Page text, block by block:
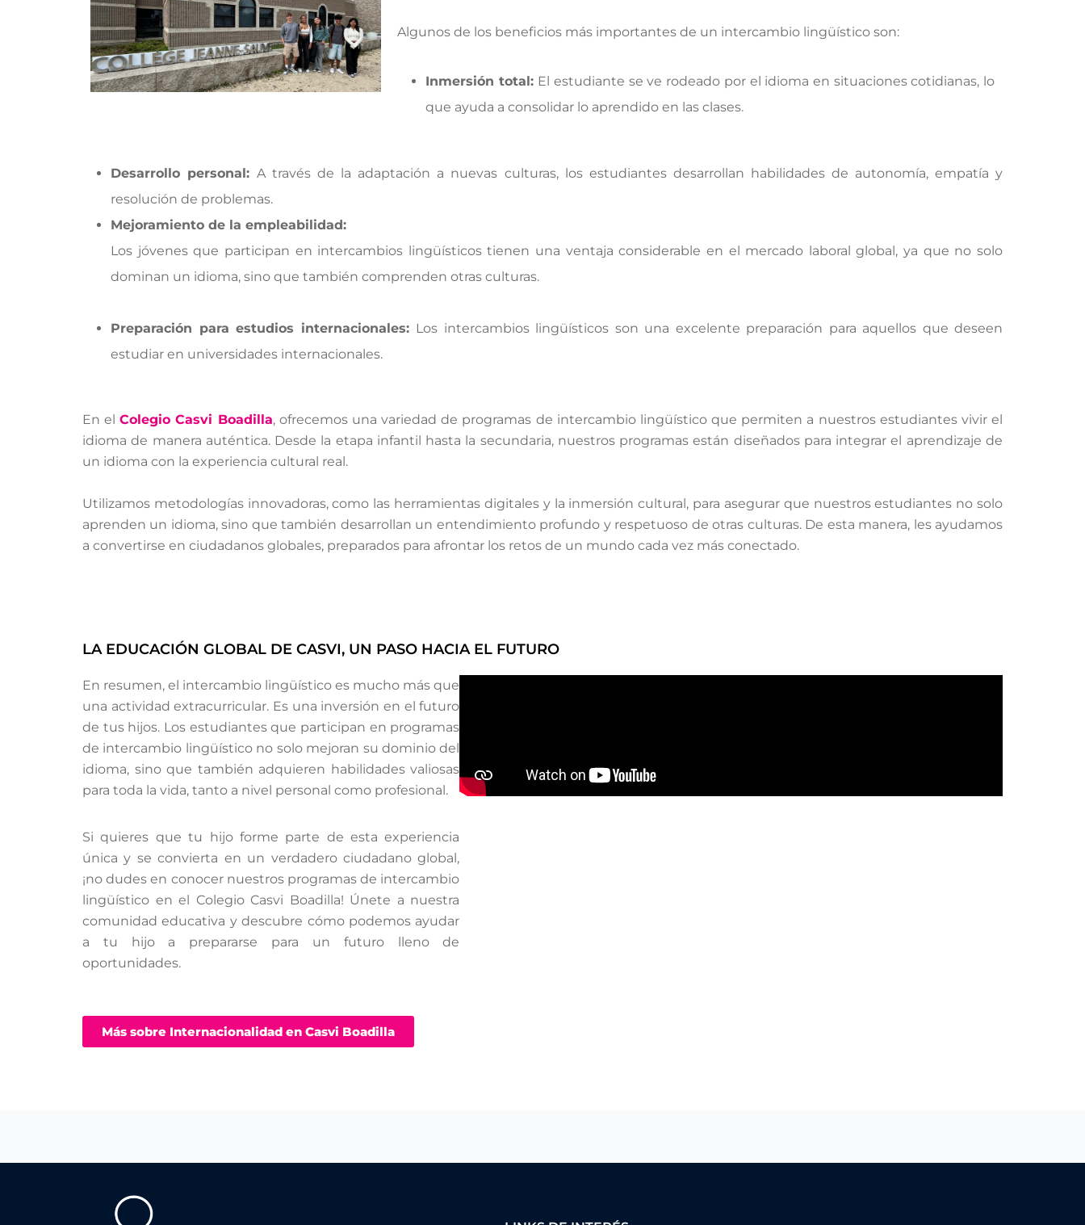
Algunos de los beneficios más importantes de un intercambio lingüístico son:
Inmersión total: El estudiante se ve rodeado por el idioma en situaciones cotidianas, lo
que ayuda a consolidar lo aprendido en las clases.
Desarrollo personal:A través de la adaptación a nuevas culturas, los estudiantes desarrollan habilidades de autonomía, empatía y
resolución de problemas.
Mejoramiento de la empleabilidad:
Los jóvenes que participan en intercambios lingüísticos tienen una ventaja considerable en el mercado laboral global, ya que no solo
dominan un idioma, sino que también comprenden otras culturas.
Preparación para estudios internacionales: Los intercambios lingüísticos son una excelente preparación para aquellos que deseen
estudiar en universidades internacionales.
En elColegio Casvi Boadilla, ofrecemos una variedad de programas de intercambio lingüístico que permiten a nuestros estudiantes vivir el
idioma de manera auténtica. Desde la etapa infantil hasta la secundaria, nuestros programas están diseñados para integrar el aprendizaje de
un idioma con la experiencia cultural real.
Utilizamos metodologías innovadoras, como las herramientas digitales y la inmersión cultural, para asegurar que nuestros estudiantes no solo
aprenden un idioma, sino que también desarrollan un entendimiento profundo y respetuoso de otras culturas. De esta manera, les ayudamos
a convertirse en ciudadanos globales, preparados para afrontar los retos de un mundo cada vez más conectado.
LA EDUCACIÓN GLOBAL DE CASVI, UN PASO HACIA EL FUTURO
En resumen, el intercambio lingüístico es mucho más que
una actividad extracurricular. Es una inversión en el futuro
de tus hijos. Los estudiantes que participan en programas
de intercambio lingüístico no solo mejoran su dominio del
idioma, sino que también adquieren habilidades valiosas
para toda la vida, tanto a nivel personal como profesional.
Si quieres que tu hijo forme parte de esta experiencia
única y se convierta en un verdadero ciudadano global,
¡no dudes en conocer nuestros programas de intercambio
lingüístico en el Colegio Casvi Boadilla! Únete a nuestra
comunidad educativa y descubre cómo podemos ayudar
a tu hijo a prepararse para un futuro lleno de
oportunidades.
Más sobre Internacionalidad en Casvi Boadilla